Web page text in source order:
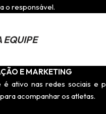
o responsável.
EQUIPE
E MARKETING
é ativo nas redes sociais e
acompanhar os atletas.